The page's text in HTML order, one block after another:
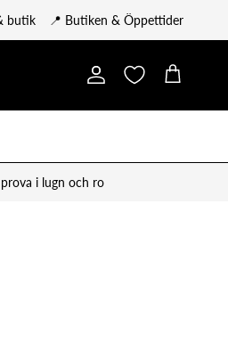
butik 📍 Butiken & Öppettider
Konto Kundvagn
i lugn och ro